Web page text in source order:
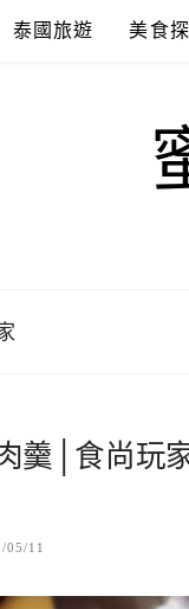
泰國旅遊 美食
羹│食尚玩
05/11